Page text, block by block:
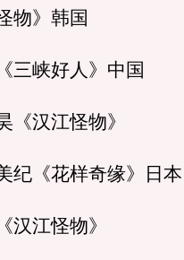
》韩国
峡好人》中国
汉江怪物》
《花样奇缘》日本
江怪物》